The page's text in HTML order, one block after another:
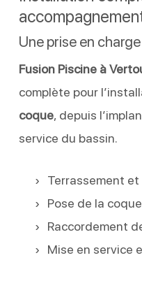
Une prise en
Fusion Piscine à
complète pour
coque, depuis
service du bassin.
Terrassement
Pose de la coque
Raccordement
Mise en service